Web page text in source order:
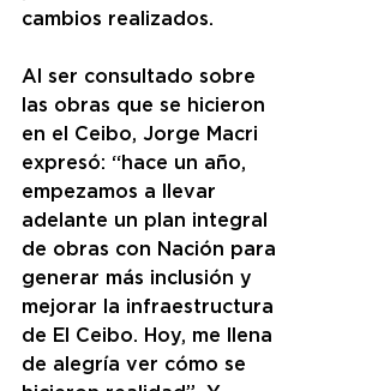
cambios realizados.
Al ser consultado sobre
las obras que se hicieron
en el Ceibo, Jorge Macri
expresó: “hace un año,
empezamos a llevar
adelante un plan integral
de obras con Nación para
generar más inclusión y
mejorar la infraestructura
de El Ceibo. Hoy, me llena
de alegría ver cómo se